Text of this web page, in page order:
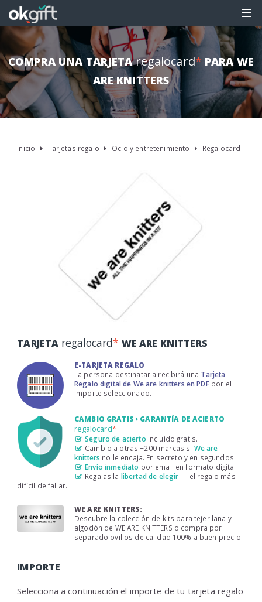
COMPRA UNA TARJETAregalocard* PARA WE
ARE KNITTERS
Inicio Tarjetas regalo Ocio y entretenimiento Regalocard
TARJETA regalocard* WE ARE KNITTERS
E-TARJETA REGALO
La persona destinataria recibirá una Tarjeta
Regalo digital de We are knitters en PDFpor el
importe seleccionado.
CAMBIO GRATIS GARANTÍA DE ACIERTO
regalocard*
Seguro de acierto incluido gratis.
Cambio a otras +200 marcas si We are
knitters no le encaja. En secreto y en segundos.
Envío inmediato por email en formato digital.
Regalas la libertad de elegir — el regalo más
difícil de fallar.
WE ARE KNITTERS:
Descubre la colección de kits para tejer lana y
algodón de WE ARE KNITTERS o compra por
separado ovillos de calidad 100% a buen precio
IMPORTE
Selecciona a continuación el importe de tu tarjeta regalo